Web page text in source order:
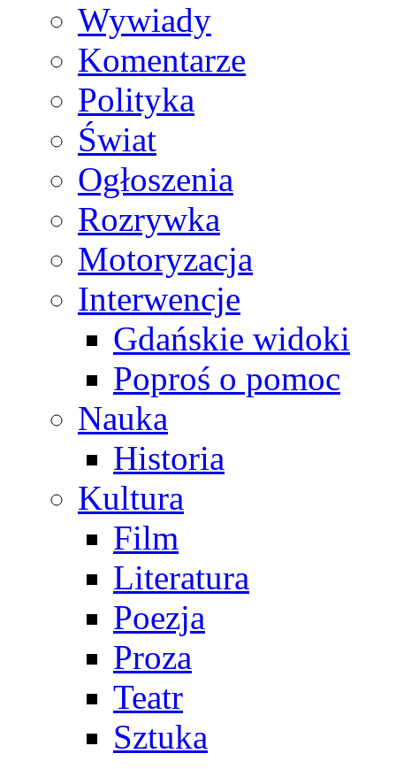
Wywiady
Komentarze
Polityka
Świat
Ogłoszenia
Rozrywka
Motoryzacja
Interwencje
Gdańskie widoki
Poproś o pomoc
Nauka
Historia
Kultura
Film
Literatura
Poezja
Proza
Teatr
Sztuka